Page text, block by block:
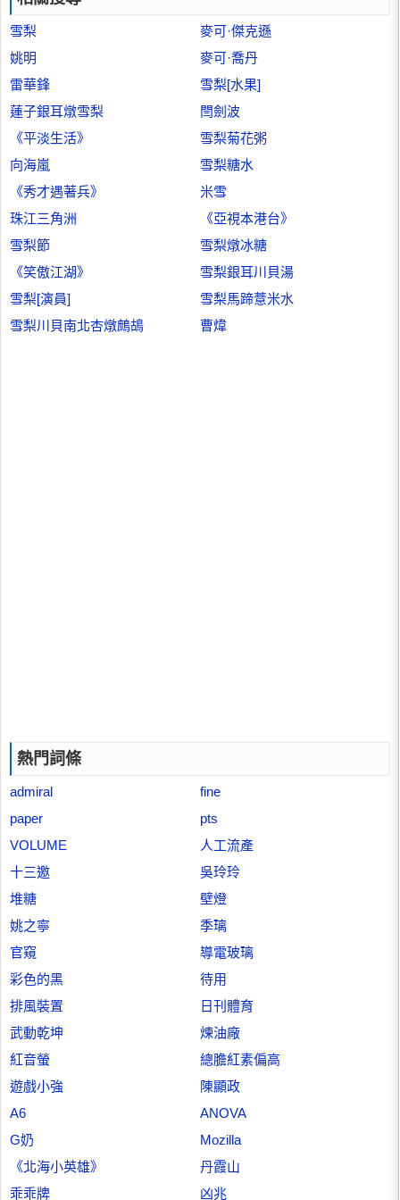
雪梨
麥可·傑克遜
姚明
麥可·喬丹
雷華鋒
雪梨[水果]
蓮子銀耳燉雪梨
閆劍波
《平淡生活》
雪梨菊花粥
向海嵐
雪梨糖水
《秀才遇著兵》
米雪
珠江三角洲
《亞視本港台》
雪梨節
雪梨燉冰糖
《笑傲江湖》
雪梨銀耳川貝湯
雪梨[演員]
雪梨馬蹄薏米水
雪梨川貝南北杏燉鷓鴣
曹煒
熱門詞條
admiral
fine
paper
pts
VOLUME
人工流產
十三邀
吳玲玲
堆糖
壁燈
姚之寧
季璃
官窺
導電玻璃
彩色的黑
待用
排風裝置
日刊體育
武動乾坤
煉油廠
紅音螢
總膽紅素偏高
遊戲小強
陳顯政
A6
ANOVA
G奶
Mozilla
《北海小英雄》
丹霞山
乖乖牌
凶兆